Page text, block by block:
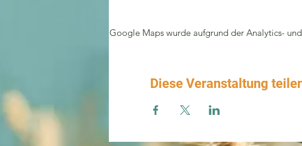
Google Maps wurde aufgrund der Analytics-
Diese Veranstaltung